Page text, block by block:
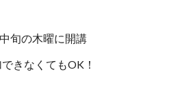
旬の木曜に開講
きなくてもOK！